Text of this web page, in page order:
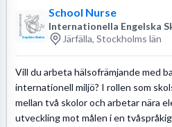
School Nurse
Internationella Engelska
Järfälla, Stockholms län
Vill du arbeta hälsofrämjande med
internationell miljö? I rollen som
mellan två skolor och arbetar nära
utveckling mot målen i en